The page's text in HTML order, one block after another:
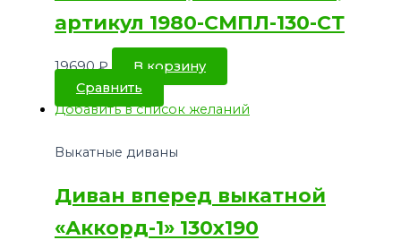
артикул 1980-СМПЛ-130-СТ
19690₽
В корзину
Сравнить
Добавить в список желаний
Выкатные диваны
Диван вперед выкатной
«Аккорд-1» 130х190